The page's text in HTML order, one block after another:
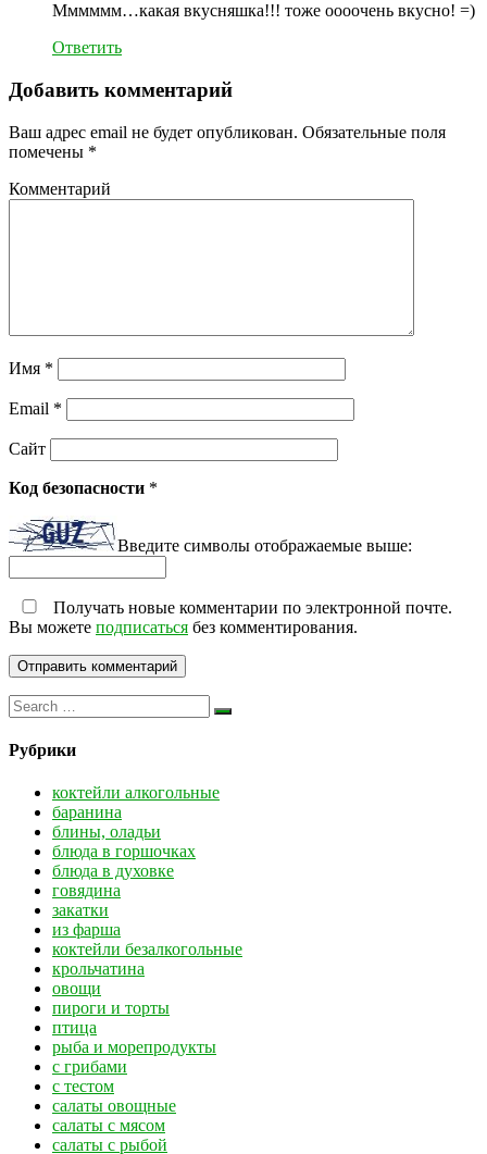
Мммммм…какая вкусняшка!!! тоже оооочень вкусно! =)
Ответить
Добавить комментарий
Ваш адрес email не будет опубликован. Обязательные поля
помечены *
Комментарий
Имя *
Email *
Сайт
Код безопасности *
Введите символы отображаемые выше:
Получать новые комментарии по электронной почте.
Вы можете подписаться без комментирования.
Рубрики
коктейли алкогольные
баранина
блины, оладьи
блюда в горшочках
блюда в духовке
говядина
закатки
из фарша
коктейли безалкогольные
крольчатина
овощи
пироги и торты
птица
рыба и морепродукты
с грибами
с тестом
салаты овощные
салаты с мясом
салаты с рыбой